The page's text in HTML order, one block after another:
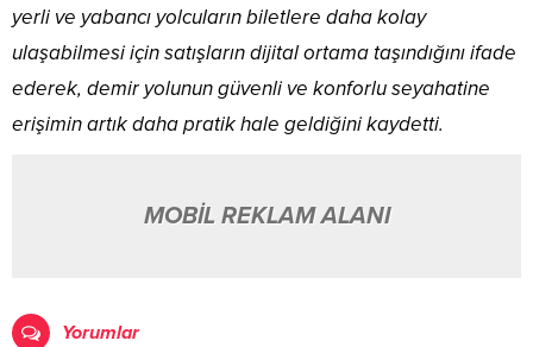
yerli ve yabancı yolcuların biletlere daha kolay
ulaşabilmesi için satışların dijital ortama taşındığını ifade
ederek, demir yolunun güvenli ve konforlu seyahatine
erişimin artık daha pratik hale geldiğini kaydetti.
MOBİL REKLAM ALANI
Yorumlar